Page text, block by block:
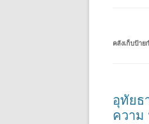
คลังเก็บป้าย
อุทัยธ
ความ